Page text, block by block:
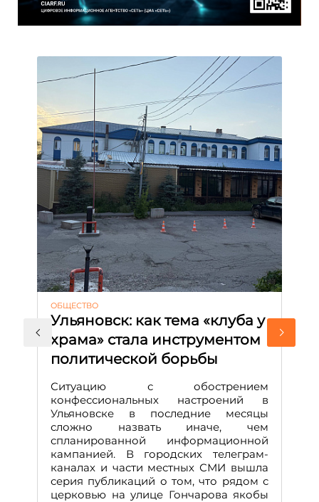
ОБЩЕСТВО
Ульяновск: как тема «клуба у
храма» стала инструментом
политической борьбы
Ситуацию с обострением
конфессиональных настроений в
Ульяновске в последние месяцы
сложно назвать иначе, чем
спланированной информационной
кампанией. В городских телеграм-
каналах и части местных СМИ вышла
серия публикаций о том, что рядом с
церковью на улице Гончарова якобы